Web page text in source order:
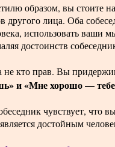
образом, вы стоите
другого лица. Оба
использовать ваши
достоинств
кто прав. Вы
и «Мне хорошо —
чувствует, что
достойным